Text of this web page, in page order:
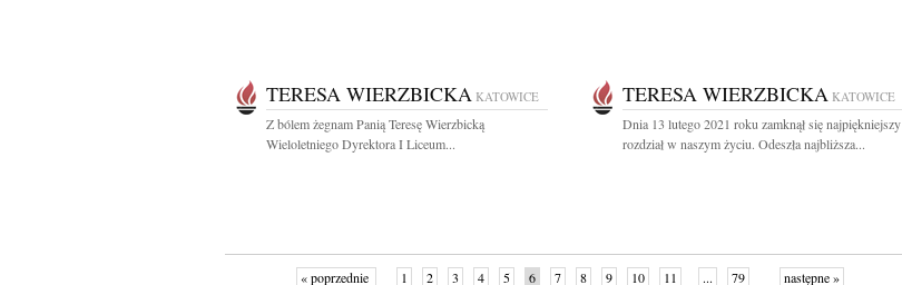
TERESA WIERZBICKA KATOWICE
Z bólem żegnam Panią Teresę Wierzbicką
Wieloletniego Dyrektora I Liceum...
TERESA WIERZBICKA KATOWICE
Dnia 13 lutego 2021 roku zamknął się najpiękniejszy
rozdział w naszym życiu. Odeszła najbliższa...
« poprzednie 1 2 3 4 5 6 7 8 9 10 11 ... 79 następne »